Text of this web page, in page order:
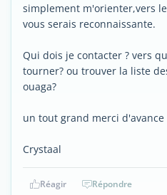
simplement m'orienter,vers
vous serais reconnaissante.
Qui dois je contacter ? vers
tourner? ou trouver la liste
ouaga?
un tout grand merci d'avance
Crystaal
Réagir Répondre